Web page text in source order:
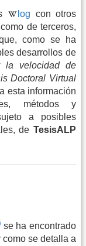
log con otros
como de terceros,
como se ha
desarrollos de
la velocidad de
Doctoral Virtual
esta información
métodos y
a posibles
de TesisALP
se ha encontrado
se detalla a